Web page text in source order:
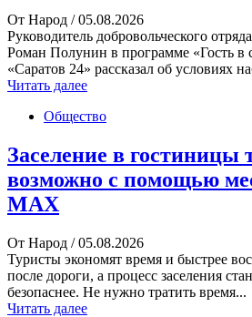
От Народ / 05.08.2026
Руководитель добровольческого
Роман Полунин в программе «Гость в
«Саратов 24» рассказал об условиях
Читать далее
Общество
Заселение в гостиницы
возможно с помощью
MAX
От Народ / 05.08.2026
Туристы экономят время и быстрее
после дороги, а процесс заселения
безопаснее. Не нужно тратить время...
Читать далее